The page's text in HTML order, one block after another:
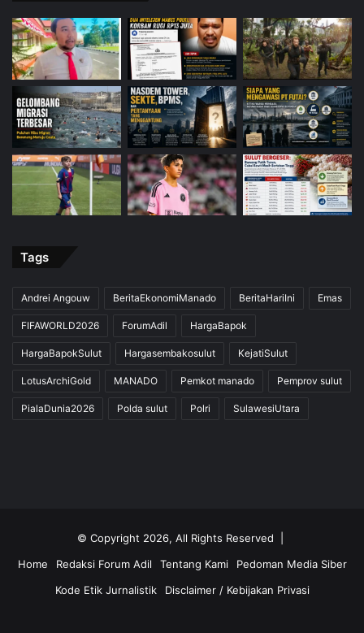
Tags
Andrei Angouw BeritaEkonomiManado BeritaHariIni Emas
FIFAWORLD2026 ForumAdil HargaBapok
HargaBapokSulut Hargasembakosulut KejatiSulut
LotusArchiGold MANADO Pemkot manado Pemprov sulut
PialaDunia2026 Polda sulut Polri SulawesiUtara
© Copyright 2026, All Rights Reserved |
Home
Redaksi Forum Adil Tentang Kami
Pedoman Media Siber
Kode Etik Jurnalistik
Disclaimer / Kebijakan Privasi